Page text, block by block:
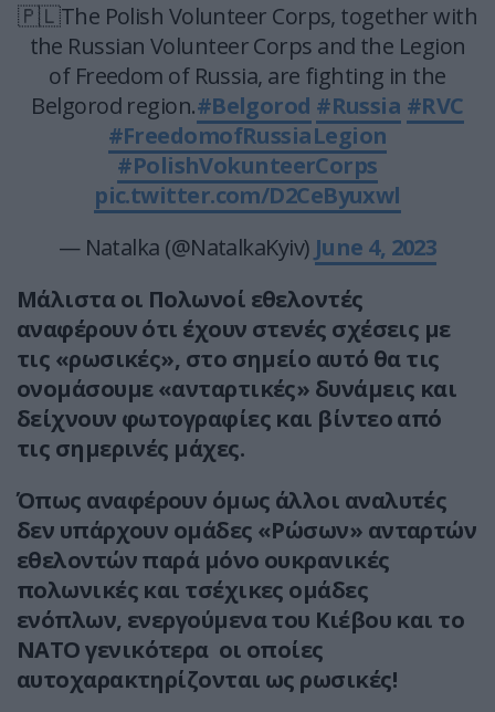
🇵🇱The Polish Volunteer Corps, together with
the Russian Volunteer Corps and the Legion
of Freedom of Russia, are fighting in the
Belgorod region.#Belgorod #Russia #RVC
#FreedomofRussiaLegion
#PolishVokunteerCorps
pic.twitter.com/D2CeByuxwl
— Natalka (@NatalkaKyiv) June 4, 2023
Μάλιστα οι Πολωνοί εθελοντές
αναφέρουν ότι έχουν στενές σχέσεις με
τις «ρωσικές», στο σημείο αυτό θα τις
ονομάσουμε «ανταρτικές» δυνάμεις και
δείχνουν φωτογραφίες και βίντεο από
τις σημερινές μάχες.
Όπως αναφέρουν όμως άλλοι αναλυτές
δεν υπάρχουν ομάδες «Ρώσων» ανταρτών
εθελοντών παρά μόνο ουκρανικές
πολωνικές και τσέχικες ομάδες
ενόπλων, ενεργούμενα του Κιέβου και το
ΝΑΤΟ γενικότερα οι οποίες
αυτοχαρακτηρίζονται ως ρωσικές!